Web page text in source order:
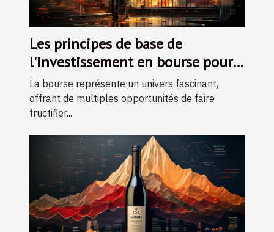
Les principes de base de
l'investissement en bourse pour
les débutants
La bourse représente un univers fascinant,
offrant de multiples opportunités de faire
fructifier...